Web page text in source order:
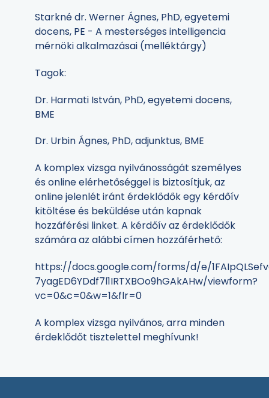
Starkné dr. Werner Ágnes, PhD, egyetemi
docens, PE - A mesterséges intelligencia
mérnöki alkalmazásai (melléktárgy)
Tagok:
Dr. Harmati István, PhD, egyetemi docens,
BME
Dr. Urbin Ágnes, PhD, adjunktus, BME
A komplex vizsga nyilvánosságát személyes
és online elérhetőséggel is biztosítjuk, az
online jelenlét iránt érdeklődők egy kérdőív
kitöltése és beküldése után kapnak
hozzáférési linket. A kérdőív az érdeklődők
számára az alábbi címen hozzáférhető:
https://docs.google.com/forms/d/e/
7yagED6YDdf7l1IRTXBOo9hGAkAHw/viewform?
vc=0&c=0&w=1&flr=0
A komplex vizsga nyilvános, arra minden
érdeklődőt tisztelettel meghívunk!